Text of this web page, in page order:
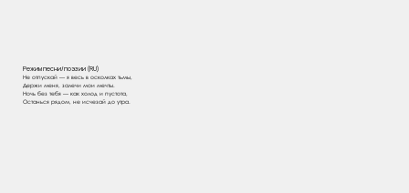
Режим песни/поэзии (RU)
Не отпускай — я весь в осколках тьмы,
Держи меня, залечи мои мечты.
Ночь без тебя — как холод и пустота,
Останься рядом, не исчезай до утра.